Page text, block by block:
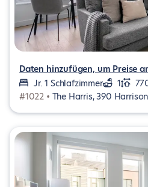
Daten hinzufügen, um Preise
Jr. 1 Schlafzimmer
1
#1022 • The Harris, 390